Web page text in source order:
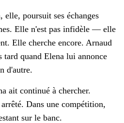
elle, poursuit ses échanges
Elle n'est pas infidèle — elle
Elle cherche encore. Arnaud
tard quand Elena lui annonce
d'autre.
ait continué à chercher.
Dans une compétition,
sur le banc.